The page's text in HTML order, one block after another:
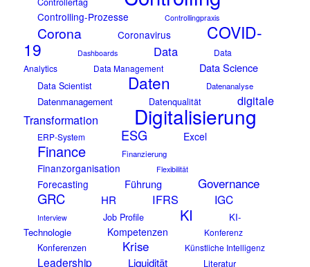
Controlling-Prozesse Controllingpraxis
Corona Coronavirus COVID-
19 Dashboards Data
Data
Analytics
Data Management Data Science
Data Scientist Daten Datenanalyse
Datenmanagement Datenqualität
digitale
Transformation
Digitalisierung
ERP-System ESG Excel
Finance Finanzierung
Finanzorganisation Flexibilität
Forecasting Führung Governance
GRC HR IFRS IGC
Interview Job Profile KI
KI-
Technologie
Kompetenzen Konferenz
Konferenzen Krise Künstliche Intelligenz
Leadership Liquidität Literatur